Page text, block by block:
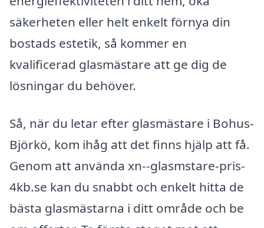
säkerheten eller helt enkelt förnya din
bostads estetik, så kommer en
kvalificerad glasmästare att ge dig de
lösningar du behöver.
Så, när du letar efter glasmästare i Bohus-
Björkö, kom ihåg att det finns hjälp att få.
Genom att använda xn--glasmstare-pris-
4kb.se kan du snabbt och enkelt hitta de
bästa glasmästarna i ditt område och be